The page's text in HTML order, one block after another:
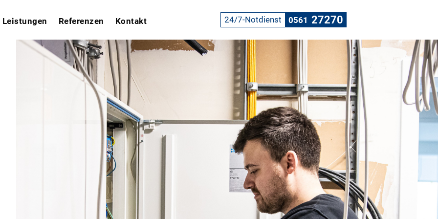
Leistungen Referenzen Kontakt 24/7-Notdienst 0561 27270